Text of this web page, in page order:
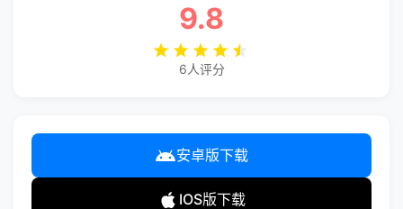
9.8
6人评分
安卓版下载
IOS版下载